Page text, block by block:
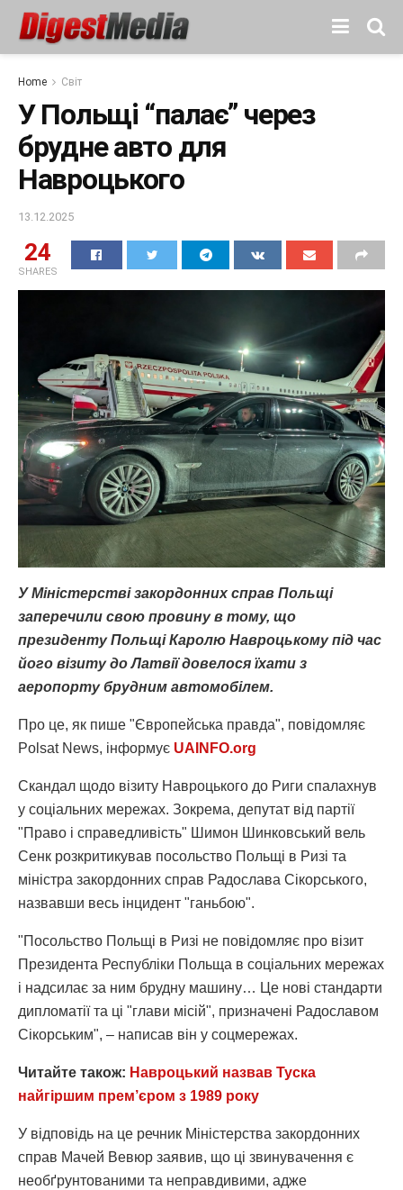
Home Світ
У Польщі “палає” через
брудне авто для
Навроцького
13.12.2025
24
SHARES
У Міністерстві закордонних справ Польщі
заперечили свою провину в тому, що
президенту Польщі Каролю Навроцькому під час
його візиту до Латвії довелося їхати з
аеропорту брудним автомобілем.
Про це, як пише "Європейська правда", повідомляє
Polsat News, інформує UAINFO.org
Скандал щодо візиту Навроцького до Риги спалахнув
у соціальних мережах. Зокрема, депутат від партії
"Право і справедливість" Шимон Шинковський вель
Сенк розкритикував посольство Польщі в Ризі та
міністра закордонних справ Радослава Сікорського,
назвавши весь інцидент "ганьбою".
"Посольство Польщі в Ризі не повідомляє про візит
Президента Республіки Польща в соціальних мережах
і надсилає за ним брудну машину… Це нові стандарти
дипломатії та ці "глави місій", призначені Радославом
Сікорським", – написав він у соцмережах.
Читайте також: Навроцький назвав Туска
найгіршим прем’єром з 1989 року
У відповідь на це речник Міністерства закордонних
справ Мачей Вевюр заявив, що ці звинувачення є
необґрунтованими та неправдивими, адже